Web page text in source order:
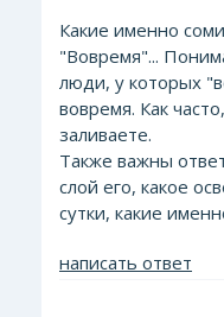
Какие именно
"Вовремя"...
люди, у которых
вовремя. Как
заливаете.
Также важны
слой его, какое
сутки, какие
написать ответ